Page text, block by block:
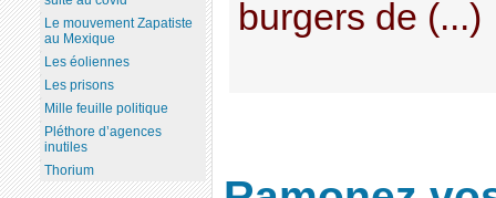
burgers de (...)
Le mouvement Zapatiste
au Mexique
Les éoliennes
Les prisons
Mille feuille politique
Pléthore d’agences
inutiles
Thorium